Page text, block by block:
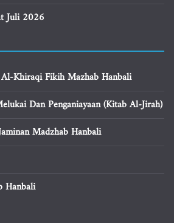
Juli 2026
Khiraqi Fikih Mazhab Hanbali
Dan Penganiayaan (Kitab Al-Jirah)
Madzhab Hanbali
Hanbali